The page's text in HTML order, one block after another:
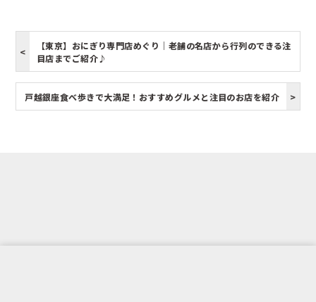
【東京】おにぎり専門店めぐり｜老舗の名店から行列のできる注
目店までご紹介♪
戸越銀座食べ歩きで大満足！おすすめグルメと注目のお店を紹介